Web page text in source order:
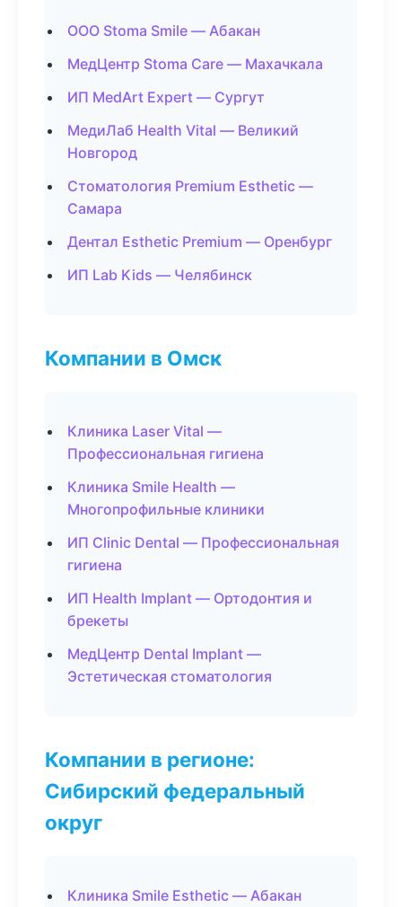
ООО Stoma Smile — Абакан
МедЦентр Stoma Care — Махачкала
ИП MedArt Expert — Сургут
МедиЛаб Health Vital — Великий
Новгород
Стоматология Premium Esthetic —
Самара
Дентал Esthetic Premium — Оренбург
ИП Lab Kids — Челябинск
Компании в Омск
Клиника Laser Vital —
Профессиональная гигиена
Клиника Smile Health —
Многопрофильные клиники
ИП Clinic Dental — Профессиональная
гигиена
ИП Health Implant — Ортодонтия и
брекеты
МедЦентр Dental Implant —
Эстетическая стоматология
Компании в регионе:
Сибирский федеральный
округ
Клиника Smile Esthetic — Абакан